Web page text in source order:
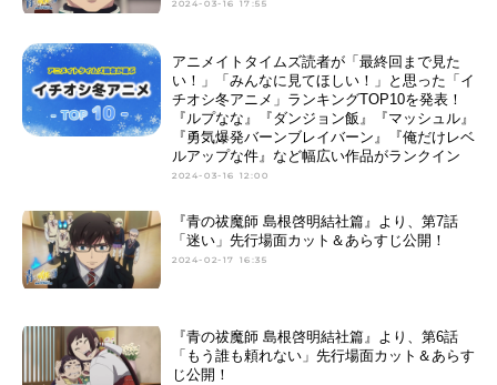
2024-03-16 17:55
アニメイトタイムズ読者が「最終回まで見た
い！」「みんなに見てほしい！」と思った「イ
チオシ冬アニメ」ランキングTOP10を発表！
『ルプなな』『ダンジョン飯』『マッシュル』
『勇気爆発バーンブレイバーン』『俺だけレベ
ルアップな件』など幅広い作品がランクイン
2024-03-16 12:00
『青の祓魔師 島根啓明結社篇』より、第7話
「迷い」先行場面カット＆あらすじ公開！
2024-02-17 16:35
『青の祓魔師 島根啓明結社篇』より、第6話
「もう誰も頼れない」先行場面カット＆あらす
じ公開！